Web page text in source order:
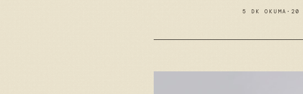
5 DK OKUMA · 20